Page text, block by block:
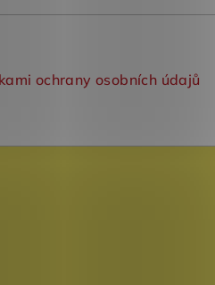
ochrany osobních údajů